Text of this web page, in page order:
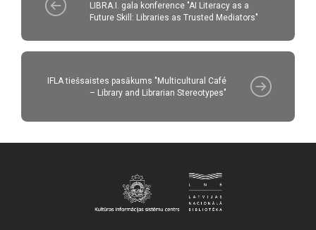
LIBRA.I. gala konference "AI Literacy as a
Future Skill: Libraries as Trusted Mediators"
IFLA tiešsaistes pasākums "Multicultural Café
– Library and Librarian Stereotypes"